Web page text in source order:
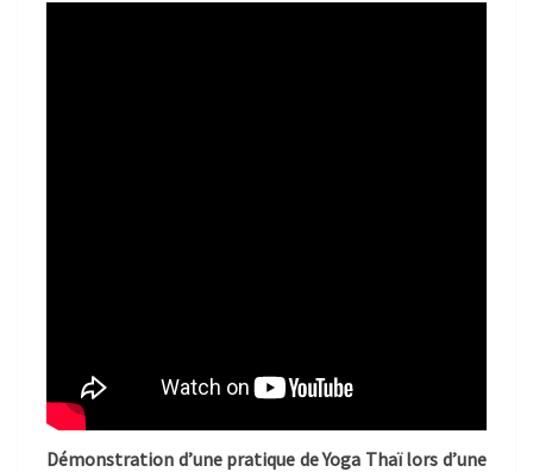
Démonstration d’une pratique de Yoga Thaï lors d’une